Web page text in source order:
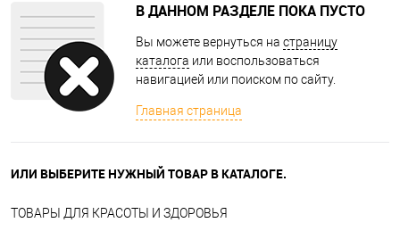
В ДАННОМ РАЗДЕЛЕ ПОКА ПУСТО
Вы можете вернуться на страницу
каталога или воспользоваться
навигацией или поиском по сайту.
Главная страница
ИЛИ ВЫБЕРИТЕ НУЖНЫЙ ТОВАР В КАТАЛОГЕ.
ТОВАРЫ ДЛЯ КРАСОТЫ И ЗДОРОВЬЯ